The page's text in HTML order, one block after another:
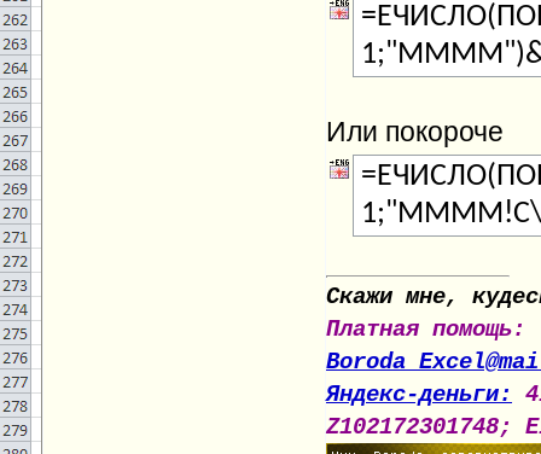
Или покороче
Скажи мне,
Платная помощь:
Яндекс-деньги:
Z102172301748;